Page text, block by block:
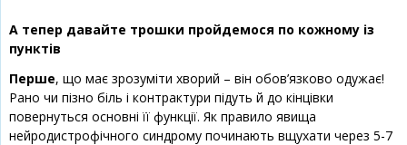
А тепер давайте трошки пройдемося по кожному із
пунктів
Перше, що має зрозуміти хворий – він обов’язково одужає!
Рано чи пізно біль і контрактури підуть й до кінцівки
повернуться основні її функції. Як правило явища
нейродистрофічного синдрому починають вщухати через 5-7